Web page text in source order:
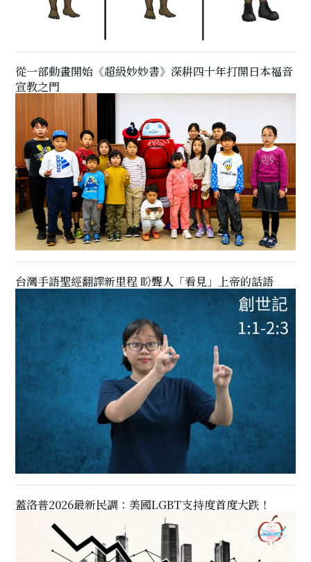
從一部動畫開始《超級妙妙書》深耕四十年打開日本福音
宣教之門
台灣手語聖經翻譯新里程 盼聾人「看見」上帝的話語
蓋洛普2026最新民調：美國LGBT支持度首度大跌！